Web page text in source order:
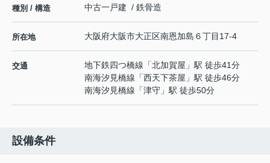
種別 / 構造 中古一戸建 / 鉄骨造
所在地 大阪府大阪市大正区南恩加島 ６丁目17-4
交通 地下鉄四つ橋線 「北加賀屋 」駅 徒歩41分
南海汐見橋線 「西天下茶屋 」駅 徒歩46分
南海汐見橋線 「津守 」駅 徒歩50分
設備条件